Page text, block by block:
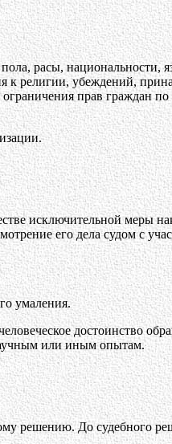
расы, национальности,
к религии, убеждений,
прав граждан по
исключительной меры
его дела судом с
умаления.
достоинство
или иным опытам.
решению. До судебного